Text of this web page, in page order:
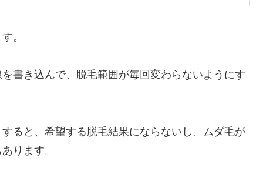
。
書き込んで、脱毛範囲が毎回変わらないようにす
ると、希望する脱毛結果にならないし、ムダ毛が
ります。